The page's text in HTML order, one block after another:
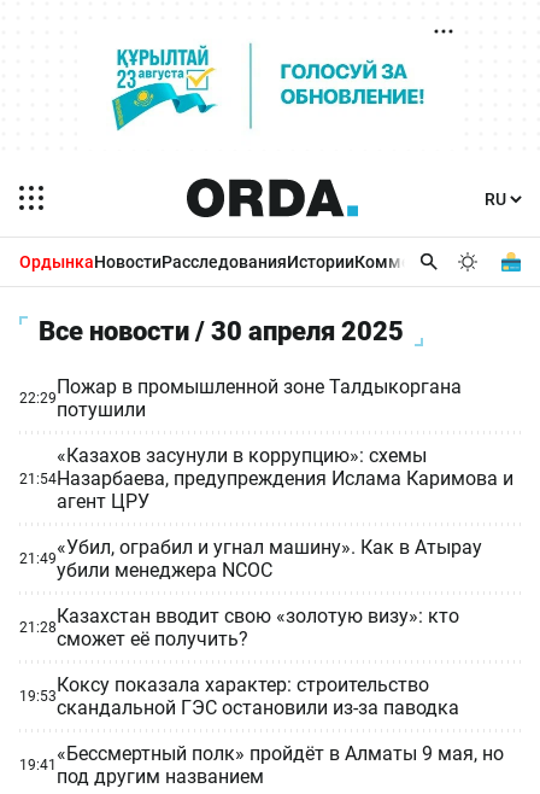
ОрдынкаНовостиРасследованияИсторииКомментарииБизнес
Все новости / 30 апреля 2025
22:29Пожар в промышленной зоне Талдыкоргана
потушили
21:54
«Казахов засунули в коррупцию»: схемы
Назарбаева, предупреждения Ислама Каримова и
агент ЦРУ
21:49«Убил, ограбил и угнал машину». Как в Атырау
убили менеджера NCOC
21:28Казахстан вводит свою «золотую визу»: кто
сможет её получить?
19:53Коксу показала характер: строительство
скандальной ГЭС остановили из-за паводка
19:41 «Бессмертный полк» пройдёт в Алматы 9 мая, но
под другим названием